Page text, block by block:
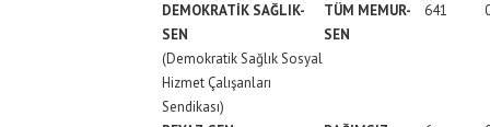
DEMOKRATİK SAĞLIK-
SEN
TÜM MEMUR-
SEN
641
(Demokratik Sağlık Sosyal
Hizmet Çalışanları
Sendikası)